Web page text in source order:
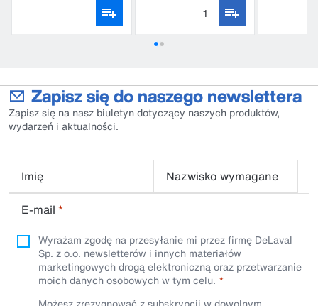
Zapisz się do naszego newslettera
Zapisz się na nasz biuletyn dotyczący naszych produktów,
wydarzeń i aktualności.
Imię
Nazwisko wymagane
E-mail *
Wyrażam zgodę na przesyłanie mi przez firmę DeLaval
Sp. z o.o. newsletterów i innych materiałów
marketingowych drogą elektroniczną oraz przetwarzanie
moich danych osobowych w tym celu.